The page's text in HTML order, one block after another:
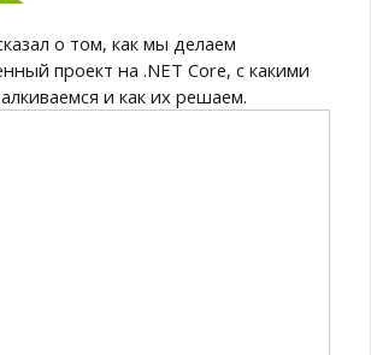
о том, как мы делаем
проект на .NET Core, с какими
и как их решаем.